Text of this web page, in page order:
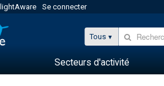
Se connecter
Tous
Secteurs d'activité